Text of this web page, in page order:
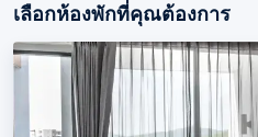
เลือกห้องพักที่คุณต้องการ